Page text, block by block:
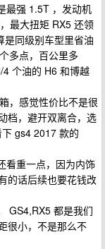
最强 1.5T ，发动机
最大扭矩 RX5 还领
同级别车型里省油
多点，百公里多
个油的 H6 和博越
，感觉性价比不是很
档，避开双离合，选
gs4 2017 款的
看重一点，因为内饰
的话后续也要花钱改
GS4,RX5 都是我们
很小，不是那么不